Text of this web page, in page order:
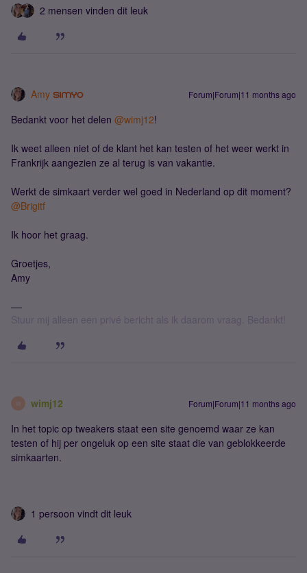
2 mensen vinden dit leuk
Amy Forum|Forum|11 months ago
Bedankt voor het delen ​ @wimj12!
Ik weet alleen niet of de klant het kan testen of het weer werkt in
Frankrijk aangezien ze al terug is van vakantie.
Werkt de simkaart verder wel goed in Nederland op dit moment? ​
@Brigitf
Ik hoor het graag.
Groetjes,
Amy
Stuur mij alleen een privé bericht als ik daarom vraag. Bedankt!
W wimj12 Forum|Forum|11 months ago
In het topic op tweakers staat een site genoemd waar ze kan
testen of hij per ongeluk op een site staat die van geblokkeerde
simkaarten.
1 persoon vindt dit leuk